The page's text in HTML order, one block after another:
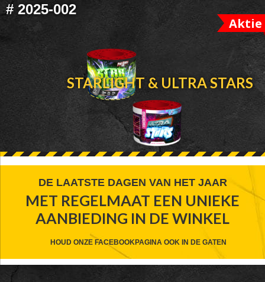
# 2025-002
Aktie
STARLIGHT & ULTRA STARS
FOOTER
WIDGET
HEADER
DE LAATSTE DAGEN VAN HET JAAR
MET REGELMAAT EEN UNIEKE
AANBIEDING IN DE WINKEL
HOUD ONZE FACEBOOKPAGINA OOK IN DE GATEN